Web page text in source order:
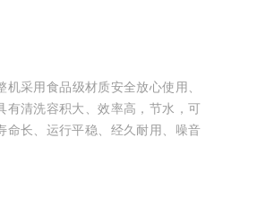
机采用食品级材质安全放心使用、
有清洗容积大、效率高，节水，可
命长、运行平稳、经久耐用、噪音